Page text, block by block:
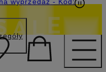
GŁÓWNEJ